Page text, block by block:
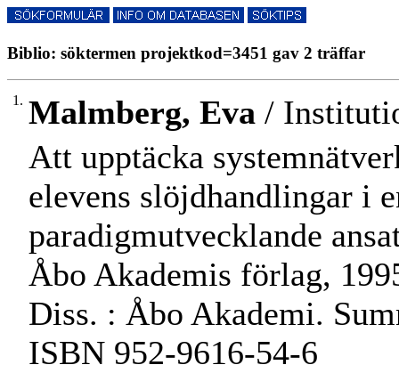
Biblio: söktermen projektkod=3451 gav 2 träffar
1. Malmberg, Eva /
Att upptäcka
elevens slöjdhandlingar i
paradigmutvecklande
Åbo Akademis förlag,
Diss. : Åbo Akademi.
ISBN 952-9616-54-6